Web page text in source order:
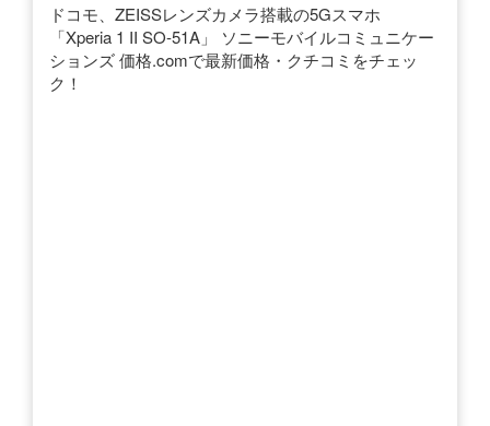
ドコモ、ZEISSレンズカメラ搭載の5Gスマホ
「Xperia 1 II SO-51A」 ソニーモバイルコミュニケー
ションズ 価格.comで最新価格・クチコミをチェッ
ク！